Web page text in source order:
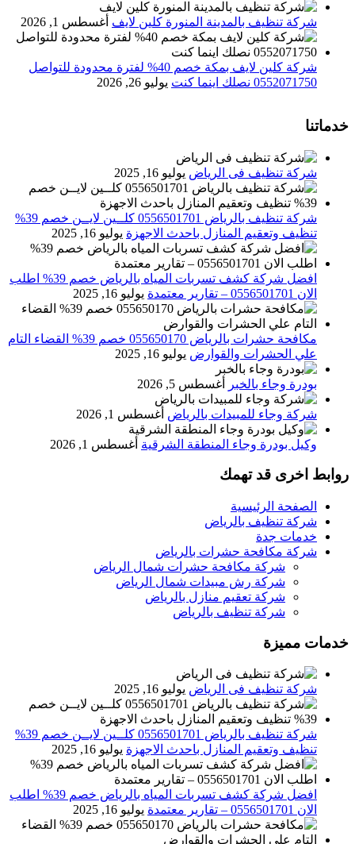
شركة تنظيف بالمدينة المنورة كلين لايف أغسطس 1, 2026
شركة كلين لايف بمكة خصم 40% لفترة محدودة للتواصل
0552071750 نصلك اينما كنت
يوليو 26, 2026
خدماتنا
شركة تنظيف فى الرياض يوليو 16, 2025
شركة تنظيف بالرياض 0556501701 كلــين لايــن خصم 39%
تنظيف وتعقيم المنازل باحدث الاجهزة يوليو 16, 2025
افضل شركة كشف تسربات المياه بالرياض خصم 39% اطلب
الان 0556501701‬‏ – تقارير معتمدة
يوليو 16, 2025
مكافحة حشرات بالرياض 055650170 خصم 39% القضاء التام
علي الحشرات والقوارض يوليو 16, 2025
بودرة وجاء بالخبر أغسطس 5, 2026
شركة وجاء للمبيدات بالرياض أغسطس 1, 2026
وكيل بودرة وجاء المنطقة الشرقية أغسطس 1, 2026
روابط اخرى قد تهمك
الصفحة الرئيسية
شركة تنظيف بالرياض
خدمات جدة
شركة مكافحة حشرات بالرياض
شركة مكافحة حشرات شمال الرياض
شركة رش مبيدات شمال الرياض
شركة تعقيم منازل بالرياض
شركة تنظيف بالرياض
خدمات مميزة
شركة تنظيف فى الرياض يوليو 16, 2025
شركة تنظيف بالرياض 0556501701 كلــين لايــن خصم 39%
تنظيف وتعقيم المنازل باحدث الاجهزة يوليو 16, 2025
افضل شركة كشف تسربات المياه بالرياض خصم 39% اطلب
الان 0556501701‬‏ – تقارير معتمدة
يوليو 16, 2025